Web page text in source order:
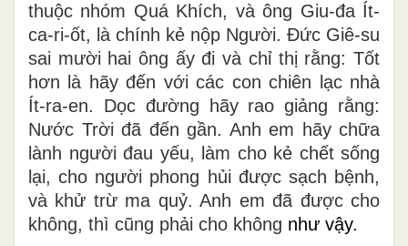
thuộc nhóm Quá Khích, và ông Giu-đa Ít-
ca-ri-ốt, là chính kẻ nộp Người. Đức Giê-su
sai mười hai ông ấy đi và chỉ thị rằng: Tốt
hơn là hãy đến với các con chiên lạc nhà
Ít-ra-en. Dọc đường hãy rao giảng rằng:
Nước Trời đã đến gần. Anh em hãy chữa
lành người đau yếu, làm cho kẻ chết sống
lại, cho người phong hủi được sạch bệnh,
và khử trừ ma quỷ. Anh em đã được cho
không, thì cũng phải cho không như vậy.